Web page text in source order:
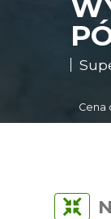
Cena